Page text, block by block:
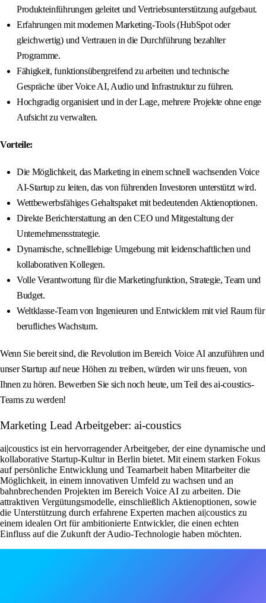
Produkteinführungen geleitet und Vertriebsunterstützung aufgebaut.
Erfahrungen mit modernen Marketing-Tools (HubSpot oder
gleichwertig) und Vertrauen in die Durchführung bezahlter
Programme.
Fähigkeit, funktionsübergreifend zu arbeiten und technische
Gespräche über Voice AI, Audio und Infrastruktur zu führen.
Hochgradig organisiert und in der Lage, mehrere Projekte ohne enge
Aufsicht zu verwalten.
Vorteile:
Die Möglichkeit, das Marketing in einem schnell wachsenden Voice
AI-Startup zu leiten, das von führenden Investoren unterstützt wird.
Wettbewerbsfähiges Gehaltspaket mit bedeutenden Aktienoptionen.
Direkte Berichterstattung an den CEO und Mitgestaltung der
Unternehmensstrategie.
Dynamische, schnelllebige Umgebung mit leidenschaftlichen und
kollaborativen Kollegen.
Volle Verantwortung für die Marketingfunktion, Strategie, Team und
Budget.
Weltklasse-Team von Ingenieuren und Entwicklern mit viel Raum für
berufliches Wachstum.
Wenn Sie bereit sind, die Revolution im Bereich Voice AI anzuführen und
unser Startup auf neue Höhen zu treiben, würden wir uns freuen, von
Ihnen zu hören. Bewerben Sie sich noch heute, um Teil des ai-coustics-
Teams zu werden!
Marketing Lead Arbeitgeber: ai-coustics
ai|coustics ist ein hervorragender Arbeitgeber, der eine dynamische und
kollaborative Startup-Kultur in Berlin bietet. Mit einem starken Fokus
auf persönliche Entwicklung und Teamarbeit haben Mitarbeiter die
Möglichkeit, in einem innovativen Umfeld zu wachsen und an
bahnbrechenden Projekten im Bereich Voice AI zu arbeiten. Die
attraktiven Vergütungsmodelle, einschließlich Aktienoptionen, sowie
die Unterstützung durch erfahrene Experten machen ai|coustics zu
einem idealen Ort für ambitionierte Entwickler, die einen echten
Einfluss auf die Zukunft der Audio-Technologie haben möchten.